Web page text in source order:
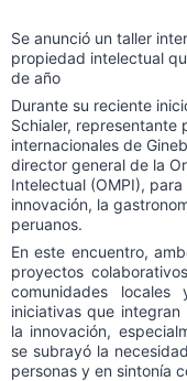
Se anunció un taller
propiedad intelectual
de año
Durante su reciente
Schialer, representante
internacionales de
director general de la
Intelectual (OMPI),
innovación, la
peruanos.
En este encuentro,
proyectos
comunidades
iniciativas que
la innovación,
se subrayó la
personas y en sintonía